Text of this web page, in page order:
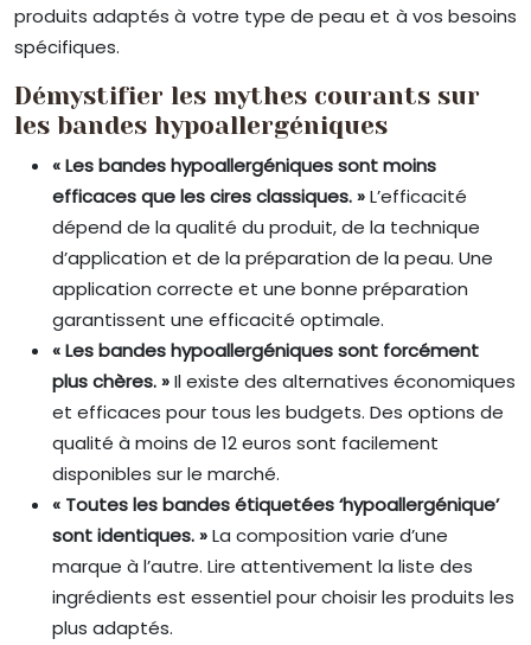
produits adaptés à votre type de peau et à vos besoins
spécifiques.
Démystifier les mythes courants sur
les bandes hypoallergéniques
« Les bandes hypoallergéniques sont moins
efficaces que les cires classiques. »L’efficacité
dépend de la qualité du produit, de la technique
d’application et de la préparation de la peau. Une
application correcte et une bonne préparation
garantissent une efficacité optimale.
« Les bandes hypoallergéniques sont forcément
plus chères. »Il existe des alternatives économiques
et efficaces pour tous les budgets. Des options de
qualité à moins de 12 euros sont facilement
disponibles sur le marché.
« Toutes les bandes étiquetées ‘hypoallergénique’
sont identiques. »La composition varie d’une
marque à l’autre. Lire attentivement la liste des
ingrédients est essentiel pour choisir les produits les
plus adaptés.